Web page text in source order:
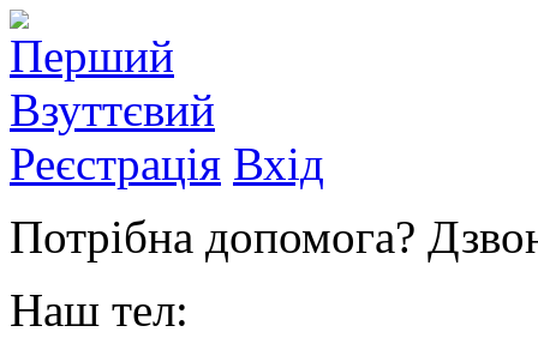
Реєстрація Вхід
Потрібна допомога?
Наш тел: